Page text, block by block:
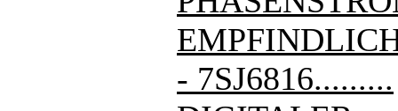
- 7SJ6816.........